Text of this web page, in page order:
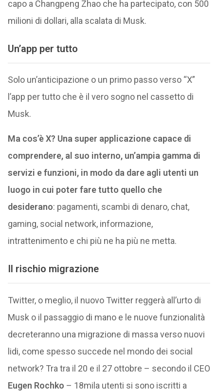
capo a Changpeng Zhao che ha partecipato, con 500
milioni di dollari, alla scalata di Musk.
Un’app per tutto
Solo un’anticipazione o un primo passo verso “X”
l’app per tutto che è il vero sogno nel cassetto di
Musk.
Ma cos’è X? Una super applicazione capace di
comprendere, al suo interno, un’ampia gamma di
servizi e funzioni, in modo da dare agli utenti un
luogo in cui poter fare tutto quello che
desiderano: pagamenti, scambi di denaro, chat,
gaming, social network, informazione,
intrattenimento e chi più ne ha più ne metta.
Il rischio migrazione
Twitter, o meglio, il nuovo Twitter reggerà all’urto di
Musk o il passaggio di mano e le nuove funzionalità
decreteranno una migrazione di massa verso nuovi
lidi, come spesso succede nel mondo dei social
network? Tra tra il 20 e il 27 ottobre – secondo il CEO
Eugen Rochko – 18mila utenti si sono iscritti a